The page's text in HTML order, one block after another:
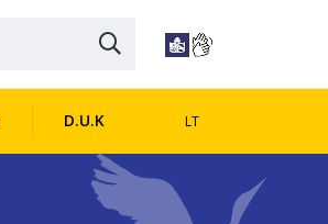
LT
D.U.K